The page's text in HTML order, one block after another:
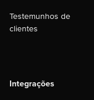
Testemunhos de
clientes
Integrações